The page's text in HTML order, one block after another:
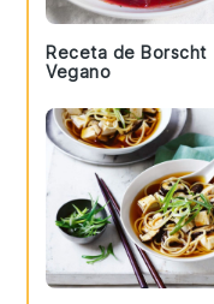
Receta de Borscht
Vegano